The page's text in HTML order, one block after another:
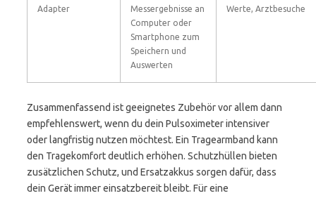
Adapter
Messergebnisse an
Computer oder
Smartphone zum
Speichern und
Auswerten
Werte, Arztbesuche
Zusammenfassend ist geeignetes Zubehör vor allem dann
empfehlenswert, wenn du dein Pulsoximeter intensiver
oder langfristig nutzen möchtest. Ein Tragearmband kann
den Tragekomfort deutlich erhöhen. Schutzhüllen bieten
zusätzlichen Schutz, und Ersatzakkus sorgen dafür, dass
dein Gerät immer einsatzbereit bleibt. Für eine